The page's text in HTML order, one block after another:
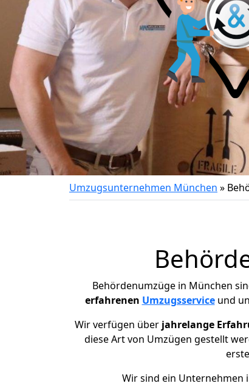
Umzugsunternehmen München »
Behördenumzüge in München
erfahrenen Umzugsserviceund
Wir verfügen über jahrelange
diese Art von Umzügen gestellt
Wir sind ein Unternehmen